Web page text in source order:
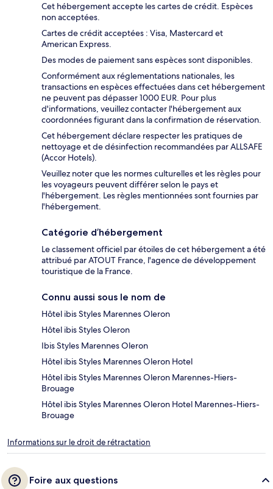
Cet hébergement accepte les cartes de crédit. Espèces
non acceptées.
Cartes de crédit acceptées : Visa, Mastercard et
American Express.
Des modes de paiement sans espèces sont disponibles.
Conformément aux réglementations nationales, les
transactions en espèces effectuées dans cet hébergement
ne peuvent pas dépasser 1000 EUR. Pour plus
d'informations, veuillez contacter l'hébergement aux
coordonnées figurant dans la confirmation de réservation.
Cet hébergement déclare respecter les pratiques de
nettoyage et de désinfection recommandées par ALLSAFE
(Accor Hotels).
Veuillez noter que les normes culturelles et les règles pour
les voyageurs peuvent différer selon le pays et
l'hébergement. Les règles mentionnées sont fournies par
l'hébergement.
Catégorie d’hébergement
Le classement officiel par étoiles de cet hébergement a été
attribué par ATOUT France, l'agence de développement
touristique de la France.
Connu aussi sous le nom de
Hôtel ibis Styles Marennes Oleron
Hôtel ibis Styles Oleron
Ibis Styles Marennes Oleron
Hôtel ibis Styles Marennes Oleron Hotel
Hôtel ibis Styles Marennes Oleron Marennes-Hiers-
Brouage
Hôtel ibis Styles Marennes Oleron Hotel Marennes-Hiers-
Brouage
Informations sur le droit de rétractation
Foire aux questions